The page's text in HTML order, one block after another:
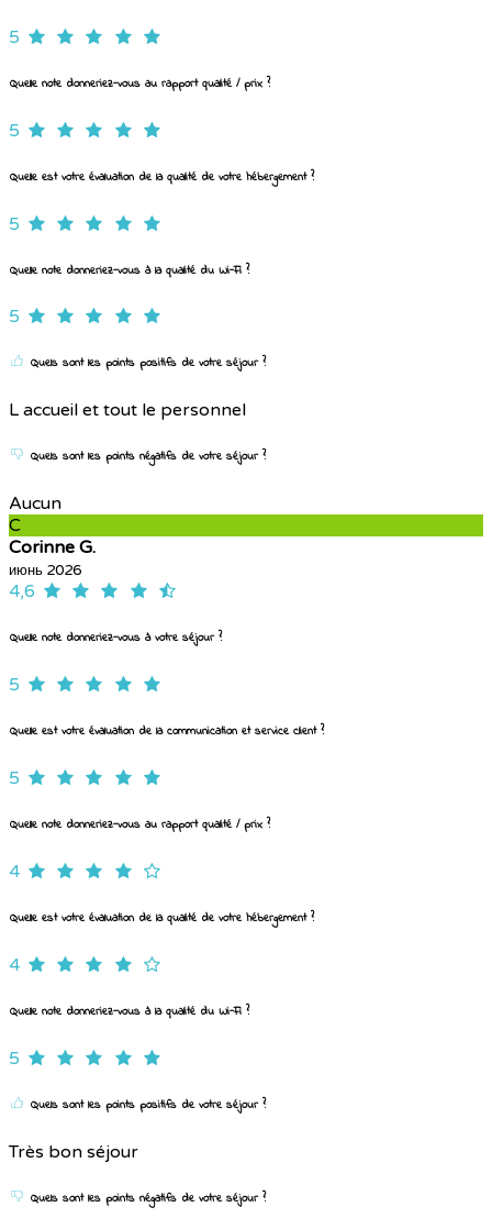
5
Quelle note donneriez-vous au rapport qualité / prix ?
5
Quelle est votre évaluation de la qualité de votre hébergement ?
5
Quelle note donneriez-vous à la qualité du Wi-Fi ?
5
Quels sont les points positifs de votre séjour ?
L accueil et tout le personnel
Quels sont les points négatifs de votre séjour ?
Aucun
C
Corinne G.
июнь 2026
4,6
Quelle note donneriez-vous à votre séjour ?
5
Quelle est votre évaluation de la communication et service client ?
5
Quelle note donneriez-vous au rapport qualité / prix ?
4
Quelle est votre évaluation de la qualité de votre hébergement ?
4
Quelle note donneriez-vous à la qualité du Wi-Fi ?
5
Quels sont les points positifs de votre séjour ?
Très bon séjour
Quels sont les points négatifs de votre séjour ?